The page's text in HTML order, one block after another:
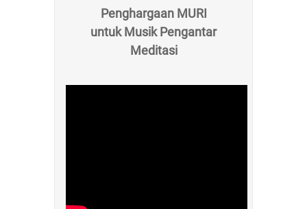
Penghargaan MURI
untuk Musik Pengantar
Meditasi